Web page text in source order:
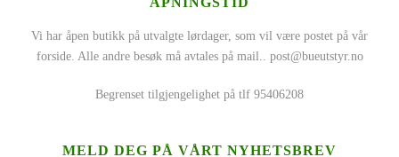
Vi har åpen butikk på utvalgte lørdager, som vil være postet på vår
forside. Alle andre besøk må avtales på mail.. post@bueutstyr.no
Begrenset tilgjengelighet på tlf 95406208
MELD DEG PÅ VÅRT NYHETSBREV